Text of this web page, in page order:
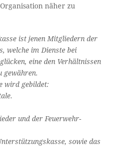
näher zu
ist jenen Mitgliedern der
welche im Dienste bei
eine den Verhältnissen
gewähren.
wird gebildet:
und der Feuerwehr-
sowie das